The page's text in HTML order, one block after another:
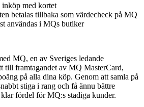
med kortet
betalas tillbaka som värdecheck på MQ
användas i MQs butiker
MQ, en av Sveriges ledande
till framtagandet av MQ MasterCard,
på alla dina köp. Genom att samla på
stiga i rang och få ännu bättre
fördel för MQ:s stadiga kunder.